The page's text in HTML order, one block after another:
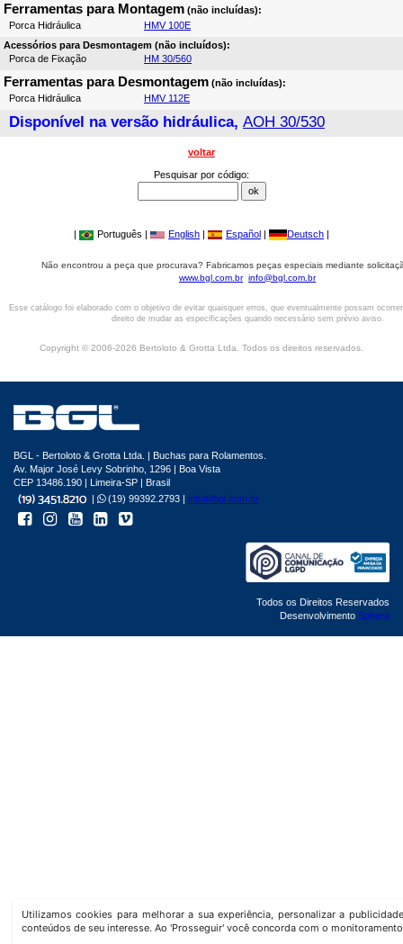
Ferramentas para Montagem (não incluídas):
Porca Hidráulica
HMV 100E
Acessórios para Desmontagem (não incluídos):
Porca de Fixação
HM 30/560
Ferramentas para Desmontagem (não incluídas):
Porca Hidráulica
HMV 112E
Disponível na versão hidráulica, AOH 30/530
voltar
Pesquisar por código:
| Português | English | Español | Deutsch |
Não encontrou a peça que procurava? Fabricamos peças especiais mediante
www.bgl.com.br info@bgl.com.br
Esse catálogo foi elaborado com o objetivo de evitar quaisquer erros, que eventualmente possam
direito de mudar as especificações quando necessário sem prévio aviso.
Copyright © 2006-2026 Bertoloto & Grotta Ltda. Todos os direitos reservados.
Utilizamos cookies para melhorar a sua experiência, personalizar a
conteúdos de seu interesse. Ao 'Prosseguir' você concorda com o
BGL - Bertoloto & Grotta Ltda. | Buchas para Rolamentos.
Av. Major José Levy Sobrinho, 1296 | Boa Vista
CEP 13486.190 | Limeira-SP | Brasil
|
(19) 99392.2793 | info@bgl.com.br
Todos os Direitos Reservados
Desenvolvimento Sphera